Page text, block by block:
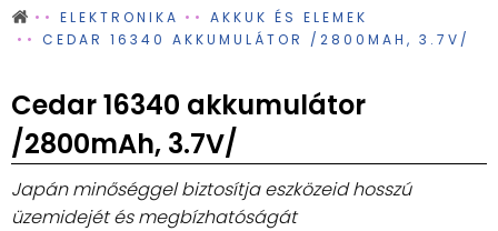
ELEKTRONIKA
AKKUK ÉS ELEMEK
CEDAR 16340 AKKUMULÁTOR /2800MAH, 3.7V/
Cedar 16340 akkumulátor
/2800mAh, 3.7V/
Japán minőséggel biztosítja eszközeid hosszú
üzemidejét és megbízhatóságát